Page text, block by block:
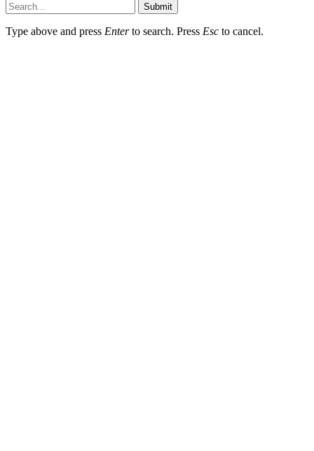
Submit
Type above and press Enterto search. Press Esc to cancel.